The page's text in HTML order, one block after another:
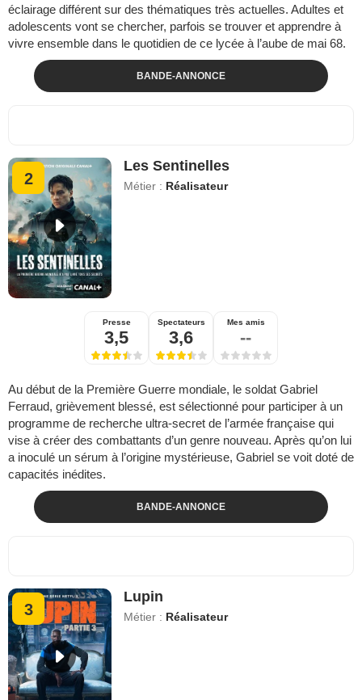
éclairage différent sur des thématiques très actuelles. Adultes et
adolescents vont se chercher, parfois se trouver et apprendre à
vivre ensemble dans le quotidien de ce lycée à l’aube de mai 68.
BANDE-ANNONCE
2
Les Sentinelles
Métier : Réalisateur
Presse
3,5
Spectateurs
3,6
Mes amis
--
Au début de la Première Guerre mondiale, le soldat Gabriel
Ferraud, grièvement blessé, est sélectionné pour participer à un
programme de recherche ultra-secret de l’armée française qui
vise à créer des combattants d’un genre nouveau. Après qu’on lui
a inoculé un sérum à l’origine mystérieuse, Gabriel se voit doté de
capacités inédites.
BANDE-ANNONCE
3
Lupin
Métier : Réalisateur